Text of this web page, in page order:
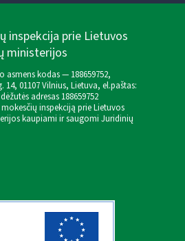
inspekcija prie Lietuvos
ministerijos
kodas — 188659752,
14, 01107 Vilnius, Lietuva, el.paštas:
adresas 188659752
inspekciją prie Lietuvos
kaupiami ir saugomi Juridinių